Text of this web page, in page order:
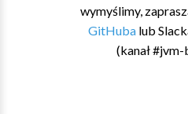
wymyślimy,
GitHubalub
(kanał